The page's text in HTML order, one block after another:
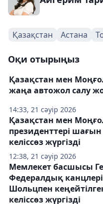
Қазақстан Астана
Оқи отырыңыз
14:33, 21 сәуір 2026
Қазақстан мен
жаңа автожол салу
12:38, 21 сәуір 2026
Қазақстан мен
президенттері
келіссөз жүргізді
Мемлекет басшысы
Федералдық
Шольцпен
келіссөз жүргізді